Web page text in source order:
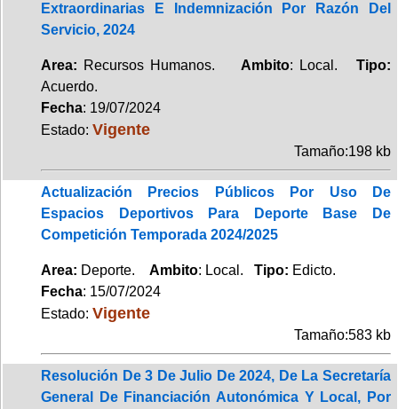
Extraordinarias E Indemnización Por Razón Del
Servicio, 2024
Area: Recursos Humanos. Ambito: Local.Tipo:
Acuerdo.
Fecha: 19/07/2024
Estado: Vigente
Tamaño:198 kb
Actualización Precios Públicos Por Uso De
Espacios Deportivos Para Deporte Base De
Competición Temporada 2024/2025
Area: Deporte. Ambito: Local. Tipo: Edicto.
Fecha: 15/07/2024
Estado: Vigente
Tamaño:583 kb
Resolución De 3 De Julio De 2024, De La Secretaría
General De Financiación Autonómica Y Local, Por